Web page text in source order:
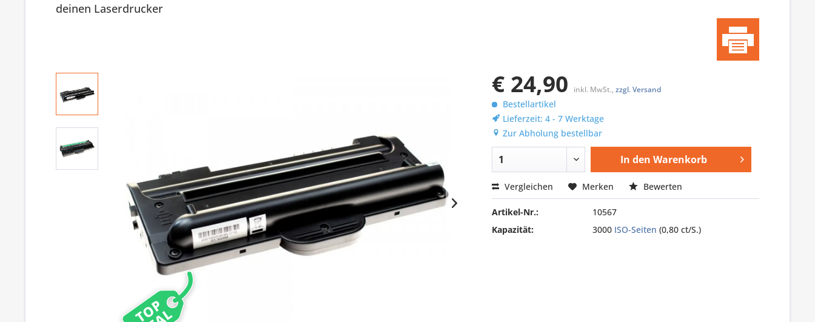
deinen Laserdrucker
TOP
€ 24,90 inkl. MwSt.,zzgl. Versand
Bestellartikel
Lieferzeit: 4 - 7 Werktage
Zur Abholung bestellbar
In den Warenkorb
Vergleichen Merken Bewerten
Artikel-Nr.:
10567
Kapazität:
3000 ISO-Seiten (0,80 ct/S.)